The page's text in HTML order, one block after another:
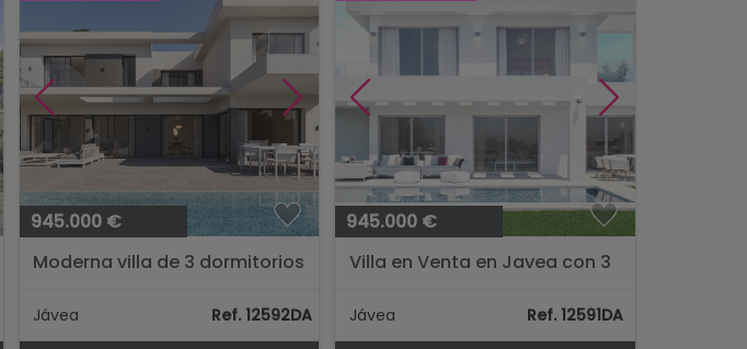
945.000 €
Moderna villa de 3 dormitorios
playa y del centro....
Jávea Ref. 12592DA
945.000 €
Villa en Venta en Javea con 3
Jávea Ref. 12591DA